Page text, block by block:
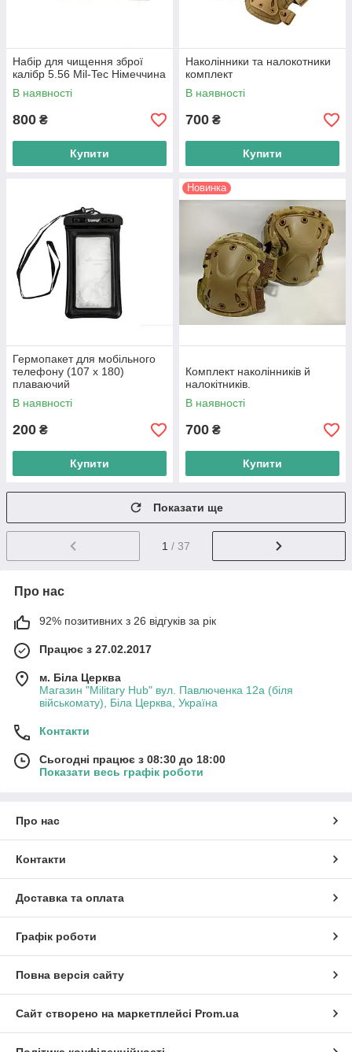
Набір для чищення зброї
калібр 5.56 Mil-Tec Німеччина
В наявності
800 ₴
Купити
Наколінники та налокотники
комплект
В наявності
700 ₴
Купити
Гермопакет для мобільного
телефону (107 х 180)
плаваючий
В наявності
200 ₴
Купити
Новинка
Комплект наколінників й
налокітників.
В наявності
700 ₴
Купити
Показати ще
1 / 37
Про нас
92% позитивних з 26 відгуків за рік
Працює з 27.02.2017
м. Біла Церква
Магазин "Military Hub" вул. Павлюченка 12а (біля
військомату), Біла Церква, Україна
Контакти
Сьогодні працює з 08:30 до 18:00
Показати весь графік роботи
Про нас
Контакти
Доставка та оплата
Графік роботи
Повна версія сайту
Сайт створено на маркетплейсі Prom.ua